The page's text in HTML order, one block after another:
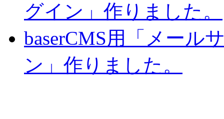
グイン」作りました。
baserCMS用「メール
ン」作りました。